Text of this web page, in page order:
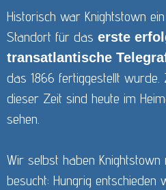
Historisch war Knightstown
Standort für das erste
transatlantische
das 1866 fertiggestellt wurde.
dieser Zeit sind heute im
sehen.
Wir selbst haben
besucht: Hungrig